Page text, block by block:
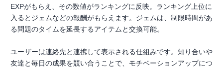
EXPがもらえ、その数値がランキングに反映。ランキング上位に
入るとジェムなどの報酬がもらえます。ジェムは、制限時間があ
る問題のタイムを延長するアイテムと交換可能。
ユーザーは連絡先と連携して表示される仕組みです。知り合いや
友達と毎日の成果を競い合うことで、モチベーションアップにつ